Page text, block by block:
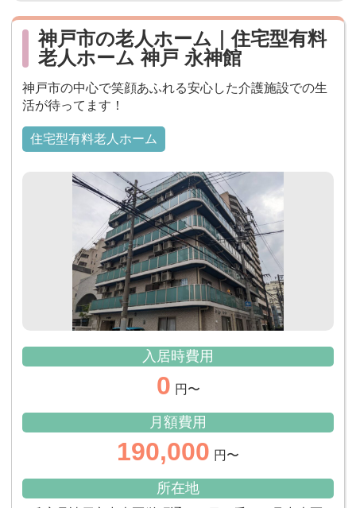
神戸市の老人ホーム｜住宅型有料
老人ホーム 神戸 永神館
神戸市の中心で笑顔あふれる安心した介護施設での生
活が待ってます！
住宅型有料老人ホーム
入居時費用
0 円〜
月額費用
190,000 円〜
所在地